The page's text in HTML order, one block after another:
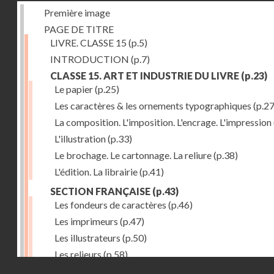
Première image
PAGE DE TITRE
LIVRE. CLASSE 15 (p.5)
INTRODUCTION (p.7)
CLASSE 15. ART ET INDUSTRIE DU LIVRE (p.23)
Le papier(p.25)
Les caractères & les ornements typographiques
La composition. L'imposition. L'encrage. L'impression
L'illustration(p.33)
Le brochage. Le cartonnage. La reliure(p.38)
L'édition. La librairie(p.41)
SECTION FRANÇAISE (p.43)
Les fondeurs de caractères (p.46)
Les imprimeurs (p.47)
Les illustrateurs (p.50)
Les relieurs (p.58)